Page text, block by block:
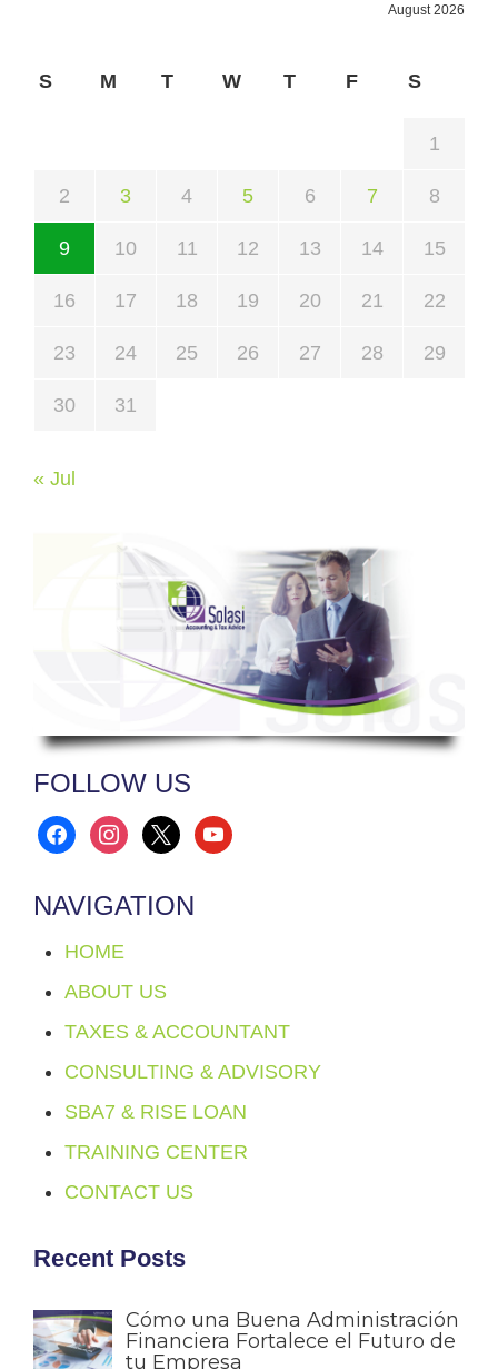
August 2026
S M T W T F S
1
2 3 4 5 6 7 8
9 10 11 12 13 14 15
16 17 18 19 20 21 22
23 24 25 26 27 28 29
30 31
« Jul
FOLLOW US
facebookinstagram
x youtube
NAVIGATION
HOME
ABOUT US
TAXES & ACCOUNTANT
CONSULTING & ADVISORY
SBA7 & RISE LOAN
TRAINING CENTER
CONTACT US
Recent Posts
Cómo una Buena Administración
Financiera Fortalece el Futuro de
tu Empresa